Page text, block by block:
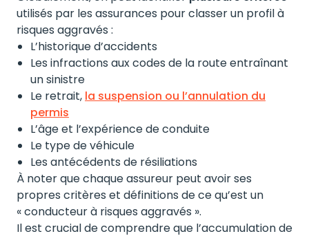
utilisés par les assurances pour classer un profil à
risques aggravés :
L’historique d’accidents
Les infractions aux codes de la route entraînant
un sinistre
Le retrait, la suspension ou l’annulation du
permis
L’âge et l’expérience de conduite
Le type de véhicule
Les antécédents de résiliations
À noter que chaque assureur peut avoir ses
propres critères et définitions de ce qu’est un
« conducteur à risques aggravés ».
Il est crucial de comprendre que l’accumulation de